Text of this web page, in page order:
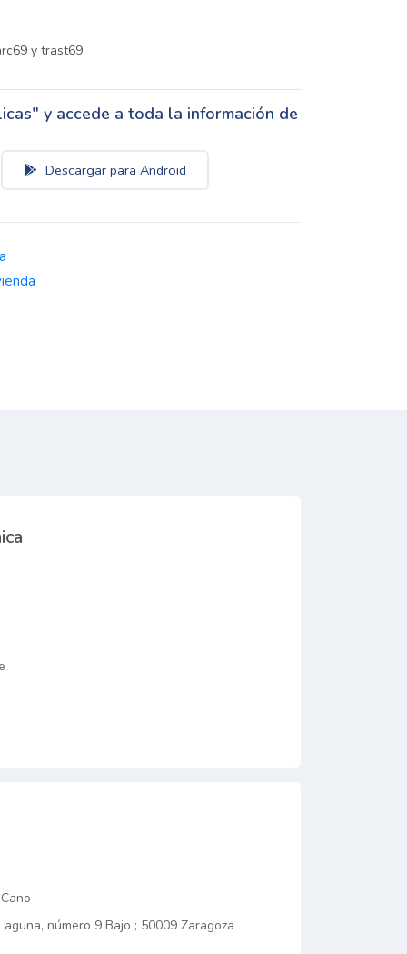
y trast69
y accede a toda la información de
Descargar para Android
número 9 Bajo ; 50009 Zaragoza